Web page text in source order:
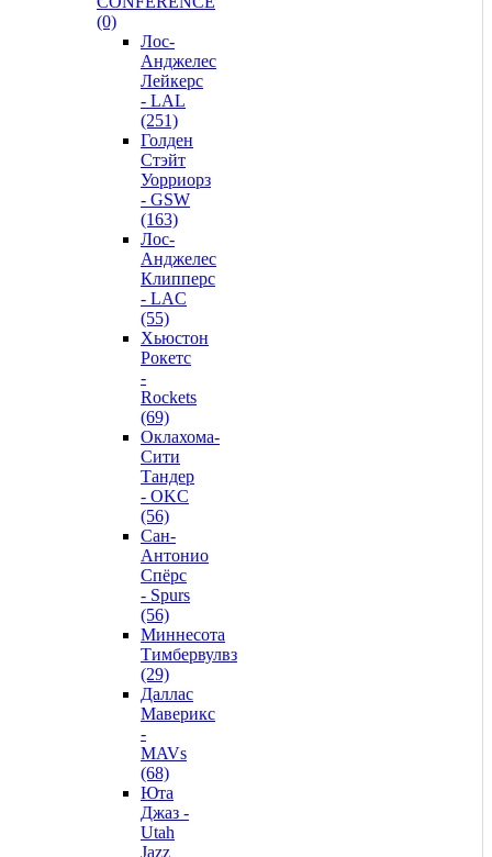
(0)
Лос-
Анджелес
Лейкерс
- LAL
(251)
Голден
Стэйт
Уорриорз
- GSW
(163)
Лос-
Анджелес
Клипперс
- LAC
(55)
Хьюстон
Рокетс
-
Rockets
(69)
Оклахома-
Сити
Тандер
- OKC
(56)
Сан-
Антонио
Спёрс
- Spurs
(56)
Миннесота
Тимбервулвз
(29)
Даллас
Маверикс
-
MAVs
(68)
Юта
Джаз -
Utah
Jazz